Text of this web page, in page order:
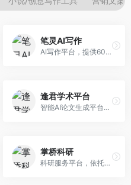
笔灵AI写作
AI写作平台，提供600+写作模板。面向学生、职场人士和内容创作者，支持论文、公文、营销文案等多种文体，模板丰富，一键生成，写作效率大幅提升。
逢君学术平台
智能AI论文生成平台，支持查重检测。面向高校学生和研究人员，提供论文选题、内容生成、查重修改等一站式服务，学术写作流程完整。
掌桥科研
科研服务平台，依托3亿+真实文献数据库。面向学术研究者和学生，提供文献检索、论文写作、科研数据分析等服务，文献资源丰富，学术支持专业。